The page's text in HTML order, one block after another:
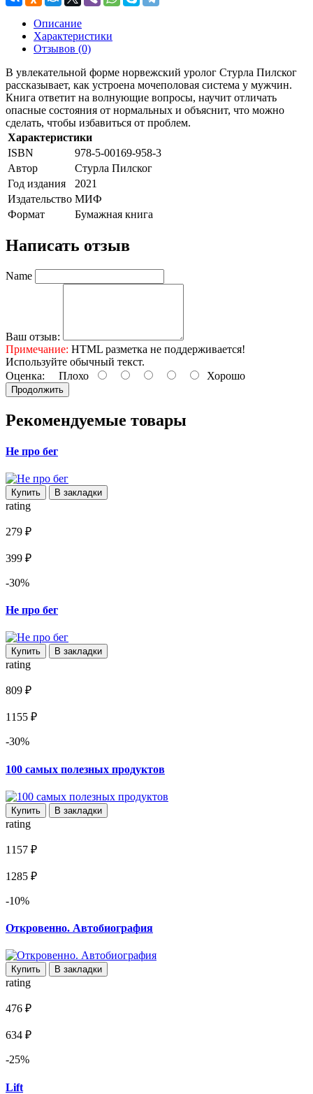
Описание
Характеристики
Отзывов (0)
В увлекательной форме норвежский уролог Стурла Пилског
рассказывает, как устроена мочеполовая система у мужчин.
Книга ответит на волнующие вопросы, научит отличать
опасные состояния от нормальных и объяснит, что можно
сделать, чтобы избавиться от проблем.
Характеристики
ISBN
978-5-00169-958-3
Автор
Стурла Пилског
Год издания
2021
Издательство МИФ
Формат
Бумажная книга
Написать отзыв
Name
Ваш отзыв:
Примечание: HTML разметка не поддерживается!
Используйте обычный текст.
Оценка: Плохо Хорошо
Продолжить
Рекомендуемые товары
Не про бег
Купить В закладки
rating
279 ₽
399 ₽
-30%
Не про бег
Купить В закладки
rating
809 ₽
1155 ₽
-30%
100 самых полезных продуктов
Купить В закладки
rating
1157 ₽
1285 ₽
-10%
Откровенно. Автобиография
Купить В закладки
rating
476 ₽
634 ₽
-25%
Lift